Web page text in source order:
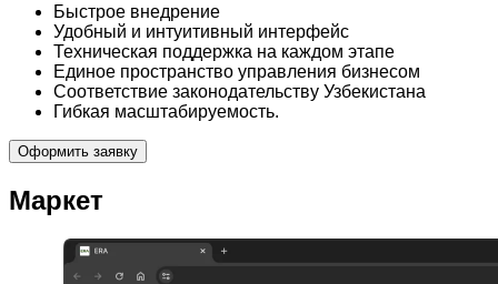
Быстрое внедрение
Удобный и интуитивный интерфейс
Техническая поддержка на каждом этапе
Единое пространство управления бизнесом
Соответствие законодательству Узбекистана
Гибкая масштабируемость.
Оформить заявку
Маркет